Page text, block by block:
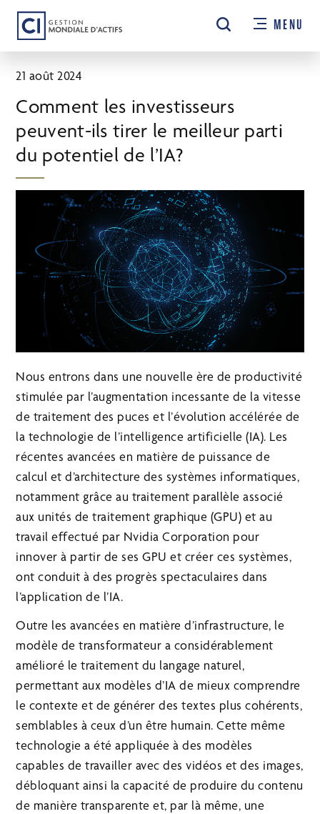
Passer
contenu
principal
MENU
21 août 2024
Comment les investisseurs
peuvent-ils tirer le meilleur parti
du potentiel de l’IA?
Nous entrons dans une nouvelle ère de productivité
stimulée par l’augmentation incessante de la vitesse
de traitement des puces et l’évolution accélérée de
la technologie de l’intelligence artificielle (IA). Les
récentes avancées en matière de puissance de
calcul et d’architecture des systèmes informatiques,
notamment grâce au traitement parallèle associé
aux unités de traitement graphique (GPU) et au
travail effectué par Nvidia Corporation pour
innover à partir de ses GPU et créer ces systèmes,
ont conduit à des progrès spectaculaires dans
l’application de l’IA.
Outre les avancées en matière d’infrastructure, le
modèle de transformateur a considérablement
amélioré le traitement du langage naturel,
permettant aux modèles d’IA de mieux comprendre
le contexte et de générer des textes plus cohérents,
semblables à ceux d’un être humain. Cette même
technologie a été appliquée à des modèles
capables de travailler avec des vidéos et des images,
débloquant ainsi la capacité de produire du contenu
de manière transparente et, par là même, une